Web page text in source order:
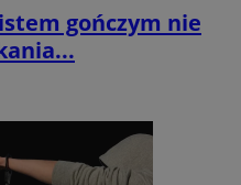
gończym nie